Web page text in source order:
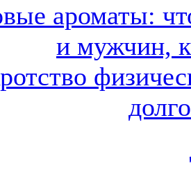
ароматы:
и мужчин,